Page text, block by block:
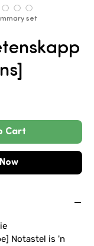
Cart
Notastel is 'n
set